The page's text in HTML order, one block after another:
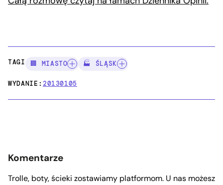
TAGI: 🏢 MIASTO 🏭 ŚLĄSK
WYDANIE:20130105
Komentarze
Trolle, boty, ścieki zostawiamy platformom. U nas możesz